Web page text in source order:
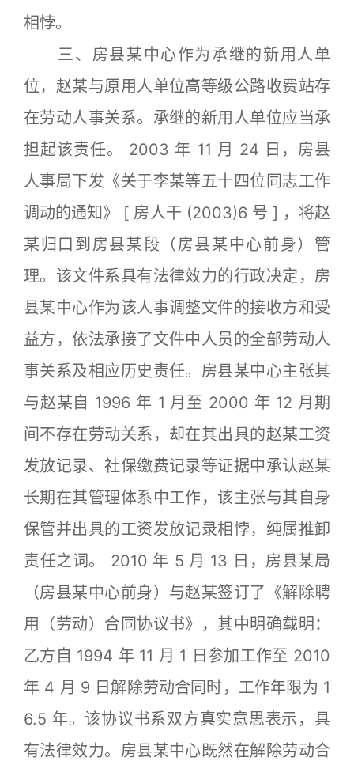
相悖。
三、房县某中心作为承继的新用人单
位，赵某与原用人单位高等级公路收费站存
在劳动人事关系。承继的新用人单位应当承
担起该责任。 2003 年 11 月 24 日，房县
人事局下发《关于李某等五十四位同志工作
调动的通知》 [ 房人干 (2003)6 号 ] ，将赵
某归口到房县某段（房县某中心前身）管
理。该文件系具有法律效力的行政决定，房
县某中心作为该人事调整文件的接收方和受
益方，依法承接了文件中人员的全部劳动人
事关系及相应历史责任。房县某中心主张其
与赵某自 1996 年 1 月至 2000 年 12 月期
间不存在劳动关系，却在其出具的赵某工资
发放记录、社保缴费记录等证据中承认赵某
长期在其管理体系中工作，该主张与其自身
保管并出具的工资发放记录相悖，纯属推卸
责任之词。 2010 年 5 月 13 日，房县某局
（房县某中心前身）与赵某签订了《解除聘
用（劳动）合同协议书》，其中明确载明：
乙方自 1994 年 11 月 1 日参加工作至 2010
年 4 月 9 日解除劳动合同时，工作年限为 1
6.5 年。该协议书系双方真实意思表示，具
有法律效力。房县某中心既然在解除劳动合